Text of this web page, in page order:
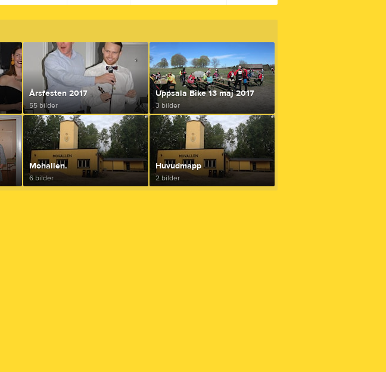
Årsfesten 2017
55 bilder
Uppsala Bike 13 maj 2017
3 bilder
Mohallen.
6 bilder
Huvudmapp
2 bilder